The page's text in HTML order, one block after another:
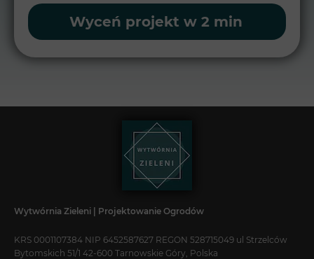
Wyceń projekt w 2 min
Wytwórnia Zieleni | Projektowanie Ogrodów
KRS 0001107384 NIP 6452587627 REGON 528715049 ul Strzelców
Bytomskich 51/1 42-600 Tarnowskie Góry, Polska